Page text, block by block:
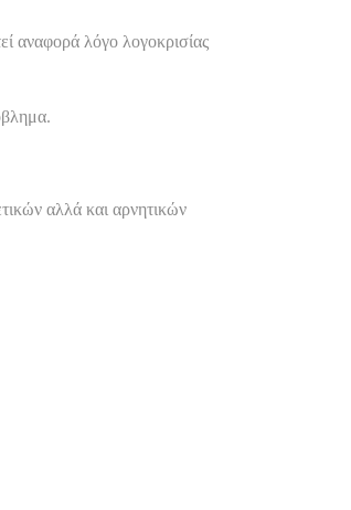
αναφορά λόγο λογοκρισίας
αλλά και αρνητικών